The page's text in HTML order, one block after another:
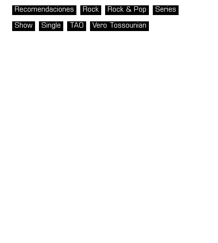
Recomendaciones Rock Rock & Pop Series
Show Single TAO Vero Tossounian